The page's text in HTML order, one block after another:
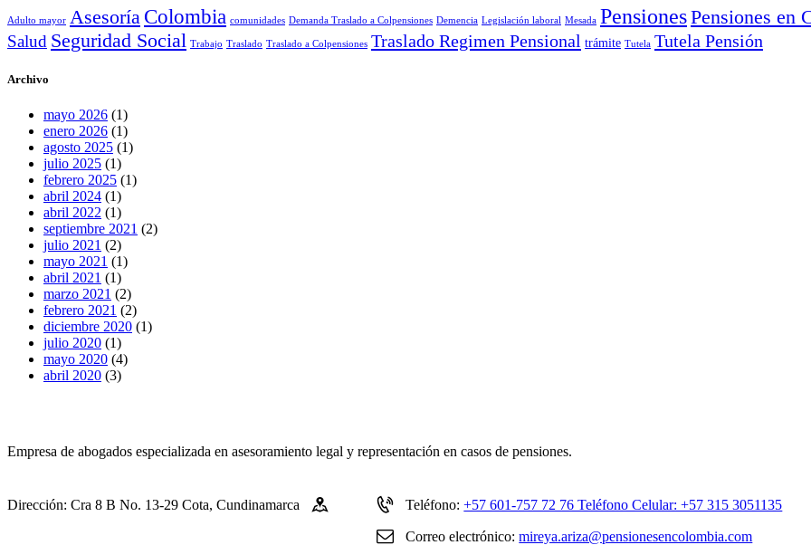
Adulto mayor Asesoría Colombia comunidades Demanda Traslado a Colpensiones Demencia Legislación laboral Mesada PensionesPensiones en
Salud Seguridad Social Trabajo Traslado Traslado a Colpensiones Traslado Regimen Pensional trámite Tutela Tutela Pensión
Archivo
mayo 2026 (1)
enero 2026 (1)
agosto 2025 (1)
julio 2025 (1)
febrero 2025 (1)
abril 2024 (1)
abril 2022 (1)
septiembre 2021 (2)
julio 2021 (2)
mayo 2021 (1)
abril 2021 (1)
marzo 2021 (2)
febrero 2021 (2)
diciembre 2020 (1)
julio 2020 (1)
mayo 2020 (4)
abril 2020 (3)
Empresa de abogados especializada en asesoramiento legal y representación en casos de pensiones.
Dirección: Cra 8 B No. 13-29 Cota, Cundinamarca Teléfono:+57 601-757 72 76 Teléfono Celular: +57 315 3051135
Correo electrónico:mireya.ariza@pensionesencolombia.com